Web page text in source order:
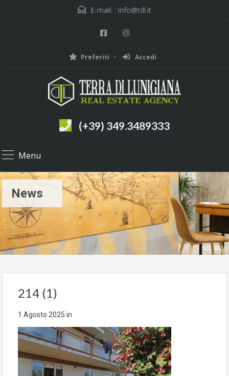
E-mail: : info@tdl.it
Preferiti Accedi
(+39) 349.3489333
Menu
News
214 (1)
1 Agosto 2025 in